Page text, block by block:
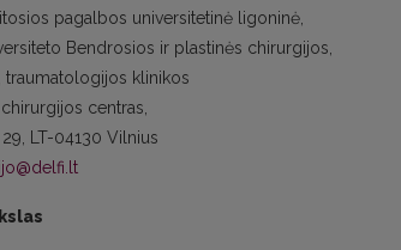
pagalbos universitetinė ligoninė,
Bendrosios ir plastinės chirurgijos,
traumatologijos klinikos
centras,
LT-04130 Vilnius